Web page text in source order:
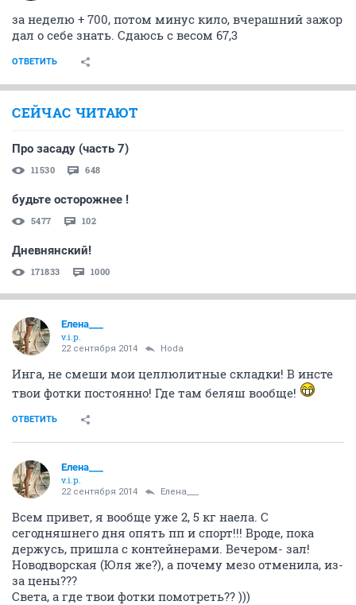
за неделю + 700, потом минус кило, вчерашний зажор
дал о себе знать. Сдаюсь с весом 67,3
ОТВЕТИТЬ
СЕЙЧАС ЧИТАЮТ
Про засаду (часть 7)
11530 648
будьте осторожнее !
5477 102
Дневнянский!
171833 1000
Елена___
v.i.p.
22 сентября 2014 Hoda
Инга, не смеши мои целлюлитные складки! В инсте
твои фотки постоянно! Где там беляш вообще!
ОТВЕТИТЬ
Елена___
v.i.p.
22 сентября 2014 Елена___
Всем привет, я вообще уже 2, 5 кг наела. С
сегодняшнего дня опять пп и спорт!!! Вроде, пока
держусь, пришла с контейнерами. Вечером- зал!
Новодворская (Юля же?), а почему мезо отменила, из-
за цены???
Света, а где твои фотки помотреть?? )))